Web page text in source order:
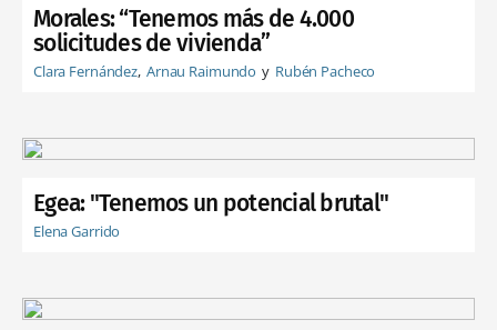
Morales: “Tenemos más de 4.000
solicitudes de vivienda”
Clara Fernández Arnau Raimundo Rubén Pacheco
Egea: "Tenemos un potencial brutal"
Elena Garrido